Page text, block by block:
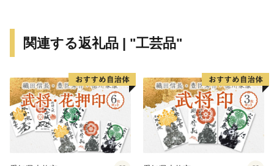
根旧街道や伝統工芸品など、様々な魅力を持つ一大リゾ
箱根町では、「ふるさと納税制度」を活用し、箱根町
のまちづくりを応援していただける皆様からの寄付を募
っています。
箱根町出身の方や箱根町を訪れたことのある方など、
「箱根ファン」の皆様の応援をお待ちしています。
関連する返礼品 | "工芸品"